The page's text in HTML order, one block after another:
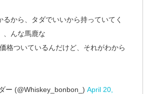
るから、タダでいいから持っていてく
、んな馬鹿な
格ついているんだけど、それがわから
ー (@Whiskey_bonbon_) April 20,